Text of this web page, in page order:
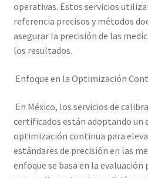
Sobre Nosotros – Elekmed México
Soporte
Tienda
Trayectoria de Elekmed México
Visión de Elekmed México
operativas. Estos servicios
referencia precisos y métodos
asegurar la precisión de las
los resultados.
Enfoque en la Optimización
En México, los servicios de
certificados están adoptando un
optimización continua para
estándares de precisión en las
enfoque se basa en la evaluación